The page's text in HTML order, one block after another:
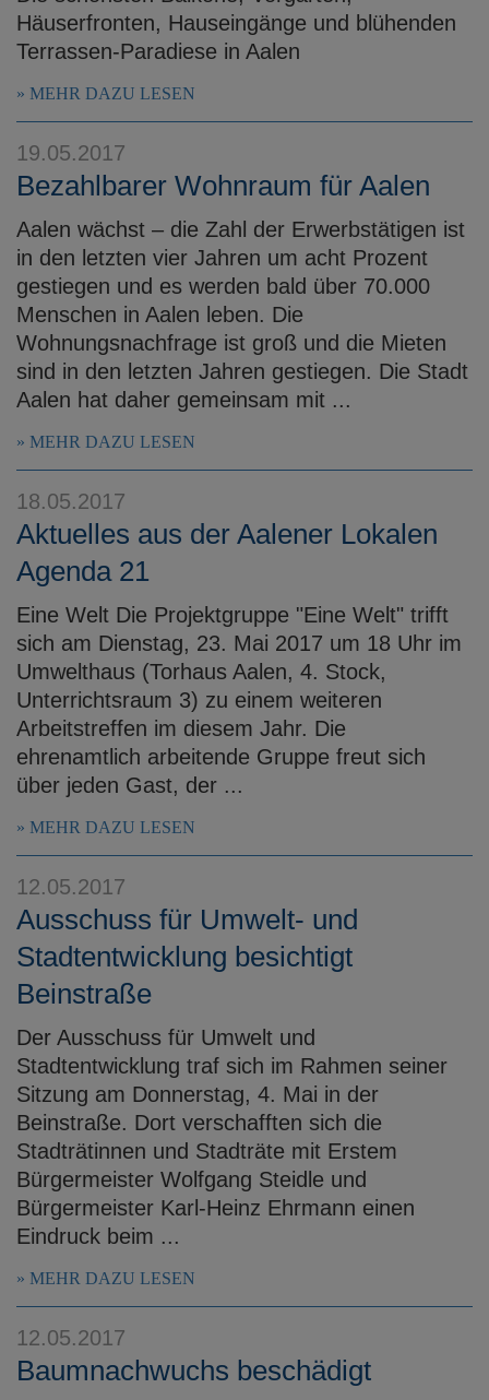
Häuserfronten, Hauseingänge und blühenden
Terrassen-Paradiese in Aalen
MEHR DAZU LESEN
19.05.2017
Bezahlbarer Wohnraum für Aalen
Aalen wächst – die Zahl der Erwerbstätigen ist
in den letzten vier Jahren um acht Prozent
gestiegen und es werden bald über 70.000
Menschen in Aalen leben. Die
Wohnungsnachfrage ist groß und die Mieten
sind in den letzten Jahren gestiegen. Die Stadt
Aalen hat daher gemeinsam mit ...
MEHR DAZU LESEN
18.05.2017
Aktuelles aus der Aalener Lokalen
Agenda 21
Eine Welt Die Projektgruppe "Eine Welt" trifft
sich am Dienstag, 23. Mai 2017 um 18 Uhr im
Umwelthaus (Torhaus Aalen, 4. Stock,
Unterrichtsraum 3) zu einem weiteren
Arbeitstreffen im diesem Jahr. Die
ehrenamtlich arbeitende Gruppe freut sich
über jeden Gast, der ...
MEHR DAZU LESEN
12.05.2017
Ausschuss für Umwelt- und
Stadtentwicklung besichtigt
Beinstraße
Der Ausschuss für Umwelt und
Stadtentwicklung traf sich im Rahmen seiner
Sitzung am Donnerstag, 4. Mai in der
Beinstraße. Dort verschafften sich die
Stadträtinnen und Stadträte mit Erstem
Bürgermeister Wolfgang Steidle und
Bürgermeister Karl-Heinz Ehrmann einen
Eindruck beim ...
MEHR DAZU LESEN
12.05.2017
Baumnachwuchs beschädigt